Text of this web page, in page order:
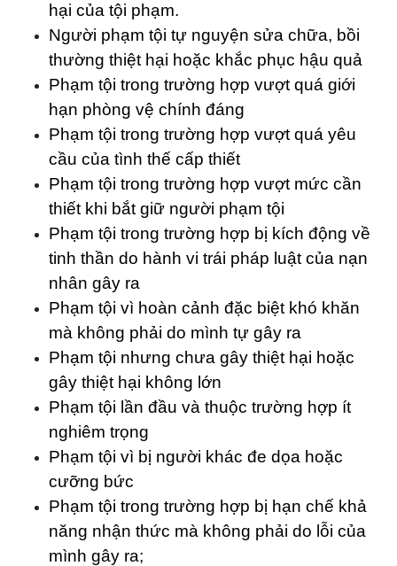
hại của tội phạm.
Người phạm tội tự nguyện sửa chữa, bồi
thường thiệt hại hoặc khắc phục hậu quả
Phạm tội trong trường hợp vượt quá giới
hạn phòng vệ chính đáng
Phạm tội trong trường hợp vượt quá yêu
cầu của tình thế cấp thiết
Phạm tội trong trường hợp vượt mức cần
thiết khi bắt giữ người phạm tội
Phạm tội trong trường hợp bị kích động về
tinh thần do hành vi trái pháp luật của nạn
nhân gây ra
Phạm tội vì hoàn cảnh đặc biệt khó khăn
mà không phải do mình tự gây ra
Phạm tội nhưng chưa gây thiệt hại hoặc
gây thiệt hại không lớn
Phạm tội lần đầu và thuộc trường hợp ít
nghiêm trọng
Phạm tội vì bị người khác đe dọa hoặc
cưỡng bức
Phạm tội trong trường hợp bị hạn chế khả
năng nhận thức mà không phải do lỗi của
mình gây ra;